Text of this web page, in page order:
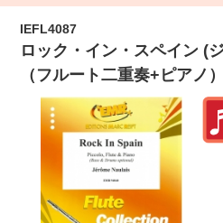
IEFL4087
ロック・イン・スペイン (
（フルート二重奏+ピアノ